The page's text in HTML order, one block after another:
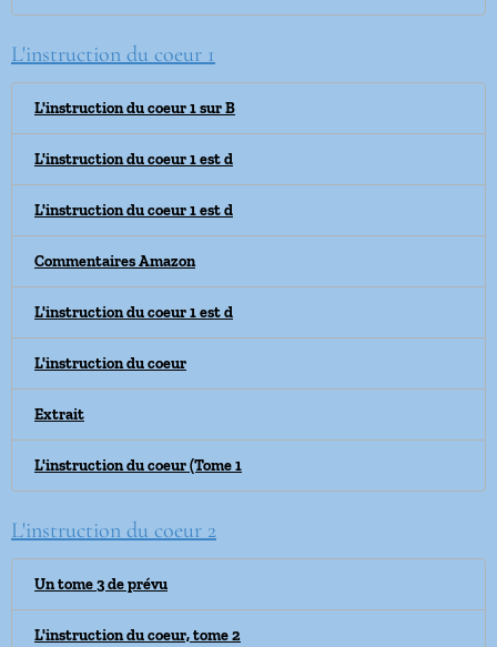
L'instruction du coeur 1
L'instruction du coeur 1 sur B
L'instruction du coeur 1 est d
L'instruction du coeur 1 est d
Commentaires Amazon
L'instruction du coeur 1 est d
L'instruction du coeur
Extrait
L'instruction du coeur (Tome 1
L'instruction du coeur 2
Un tome 3 de prévu
L'instruction du coeur, tome 2